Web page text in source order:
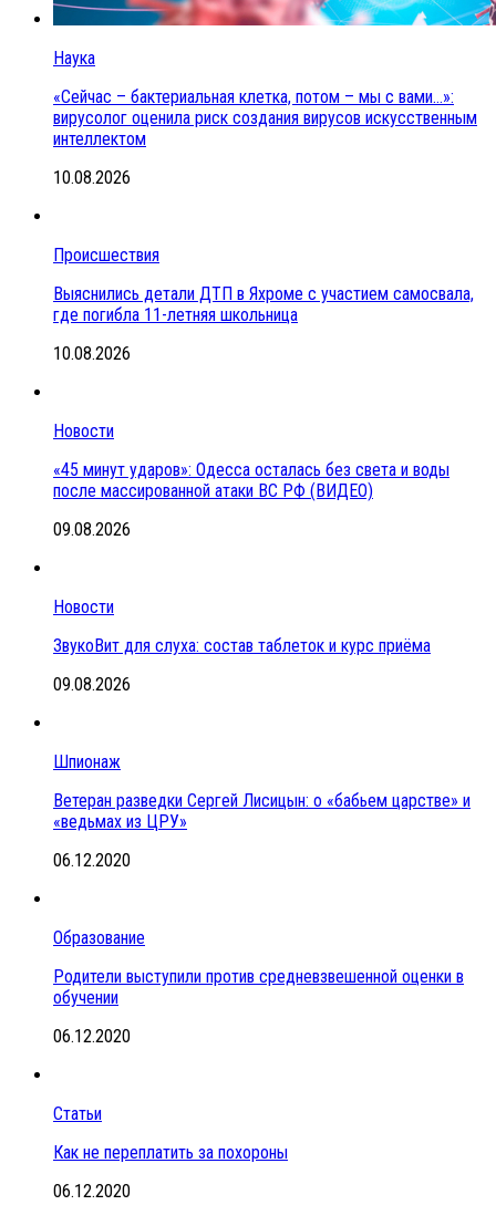
Наука
«Сейчас – бактериальная клетка, потом – мы с вами…»:
вирусолог оценила риск создания вирусов искусственным
интеллектом
10.08.2026
Происшествия
Выяснились детали ДТП в Яхроме с участием самосвала,
где погибла 11-летняя школьница
10.08.2026
Новости
«45 минут ударов»: Одесса осталась без света и воды
после массированной атаки ВС РФ (ВИДЕО)
09.08.2026
Новости
ЗвукоВит для слуха: состав таблеток и курс приёма
09.08.2026
Шпионаж
Ветеран разведки Сергей Лисицын: о «бабьем царстве» и
«ведьмах из ЦРУ»
06.12.2020
Образование
Родители выступили против средневзвешенной оценки в
обучении
06.12.2020
Статьи
Как не переплатить за похороны
06.12.2020